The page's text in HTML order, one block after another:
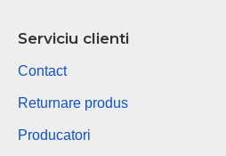
Serviciu clienti
Contact
Returnare produs
Producatori